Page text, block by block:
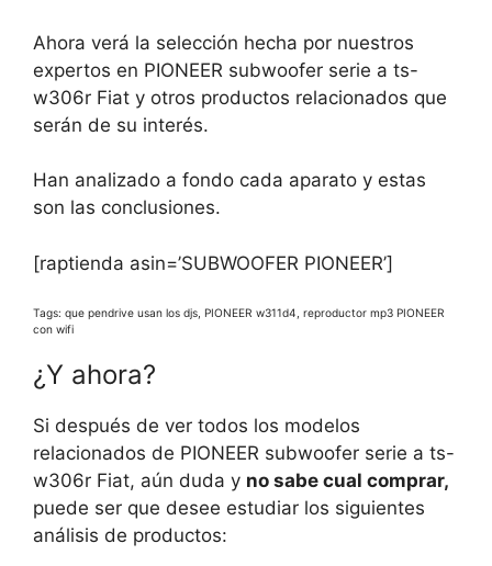
Ahora verá la selección hecha por nuestros
expertos en PIONEER subwoofer serie a ts-
w306r Fiat y otros productos relacionados que
serán de su interés.
Han analizado a fondo cada aparato y estas
son las conclusiones.
[raptienda asin=’SUBWOOFER PIONEER’]
Tags: que pendrive usan los djs, PIONEER w311d4, reproductor mp3 PIONEER
con wifi
¿Y ahora?
Si después de ver todos los modelos
relacionados de PIONEER subwoofer serie a ts-
w306r Fiat, aún duda y no sabe cual comprar,
puede ser que desee estudiar los siguientes
análisis de productos: